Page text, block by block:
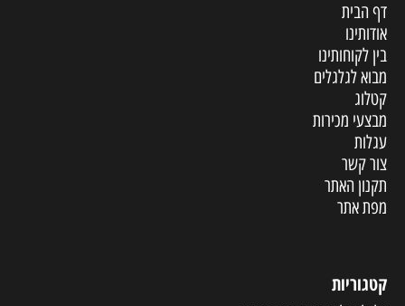
דף הבית
אודותינו
בין לקוחותינו
מבוא לגלגלים
קטלוג
מבצעי מכירות
עגלות
צור קשר
תקנון האתר
מפת אתר
קטגוריות